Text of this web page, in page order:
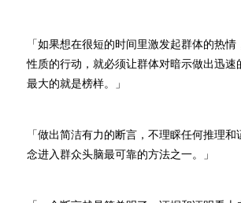
「如果想在很短的时间里激发起群体的热
性质的行动，就必须让群体对暗示做出迅速
最大的就是榜样。」
「做出简洁有力的断言，不理睬任何推理
念进入群众头脑最可靠的方法之一。」